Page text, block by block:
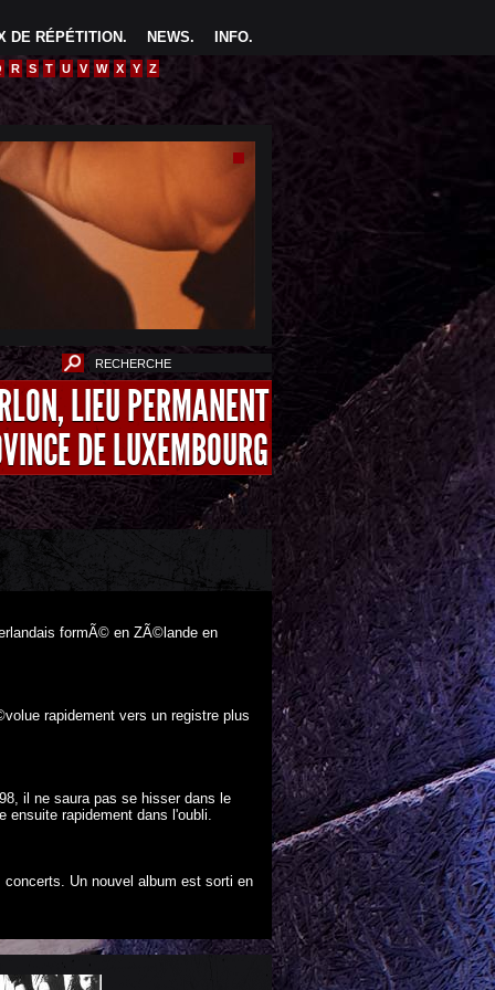
INFO.
NEWS.
DE RÉPÉTITION.
R S T U V W X Y Z
LIEU PERMANENT
DE LUXEMBOURG
formÃ© en ZÃ©lande en
rapidement vers un registre plus
il ne saura pas se hisser dans le
rapidement dans l'oubli.
Un nouvel album est sorti en